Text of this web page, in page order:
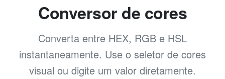
Conversor de cores
Converta entre HEX, RGB e HSL
instantaneamente. Use o seletor de cores
visual ou digite um valor diretamente.